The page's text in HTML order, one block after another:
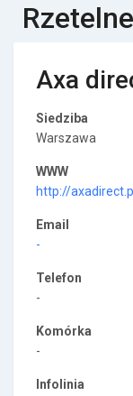
Axa
Siedziba
Warszawa
WWW
http://axadirect.pl
Email
-
Telefon
-
Komórka
-
Infolinia